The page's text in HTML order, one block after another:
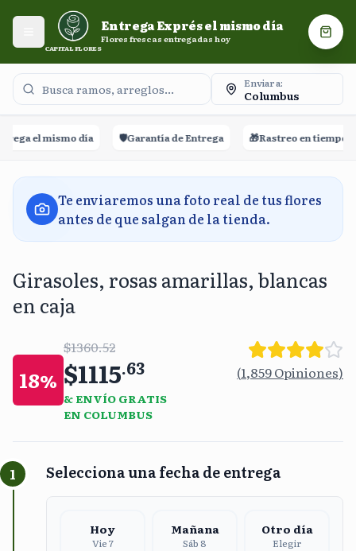
Entrega Exprés el mismo día. Flores frescas entregadas
Abrir menú
CAPITAL FLORES
Entrega Exprés el mismo día
Flores frescas entregadas hoy
Enviar a:
Columbus
el mismo día Garantía de Entrega Rastreo en tiempo real
Te enviaremos una foto real de tus flores
antes de que salgan de la tienda.
Girasoles, rosas amarillas, blancas
en caja
18%
$1360.52
$1115.63
& ENVÍO GRATIS
EN COLUMBUS
(1,859Opiniones)
1 Selecciona una fecha de entrega
Hoy
Vie 7
Mañana
Sáb 8
Otro día
Elegir